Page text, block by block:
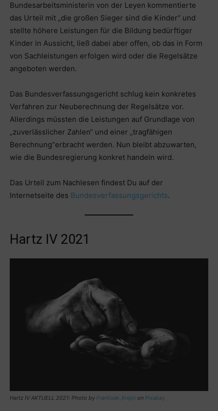
Bundesarbeitsministerin von der Leyen kommentierte
das Urteil mit „die großen Sieger sind die Kinder“ und
stellte höhere Leistungen für die Bildung bedürftiger
Kinder in Aussicht, ließ dabei aber offen, ob das in Form
von Sachleistungen erfolgen wird oder die Regelsätze
angeboten werden.
Das Bundesverfassungsgericht schlug kein konkretes
Verfahren zur Neuberechnung der Regelsätze vor.
Allerdings müssten die Leistungen auf Grundlage von
„zuverlässlicher Zahlen“ und einer „tragfähigen
Berechnung“erbracht werden. Nun bleibt abzuwarten,
wie die Bundesregierung konkret handeln wird.
Das Urteil zum Nachlesen findest Du auf der
Internetseite des Bundesverfassungsgerichts.
Hartz IV 2021
Hartz IV AKTUELL 2021: Photo by Frantisek_Krejci on Pixabay